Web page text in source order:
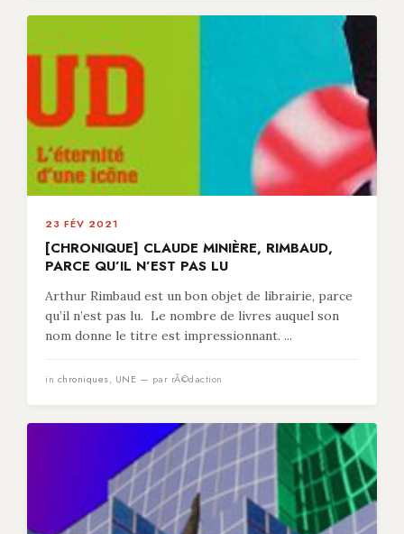
23 FÉV 2021
[CHRONIQUE] CLAUDE MINIÈRE, RIMBAUD,
PARCE QU’IL N’EST PAS LU
Arthur Rimbaud est un bon objet de librairie, parce
qu’il n’est pas lu. Le nombre de livres auquel son
nom donne le titre est impressionnant. ...
in chroniques, UNE — par rÃ©daction